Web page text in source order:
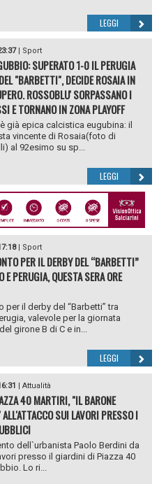
LEGGI
| Sport
SUPERATO 1-0 IL PERUGIA
"BARBETTI", DECIDE ROSAIA IN
ROSSOBLU' SORPASSANO I
E TORNANO IN ZONA PLAYOFF
già epica calcistica eugubina: il
vincente di Rosaia(foto di
al 92esimo su sp...
LEGGI
| Sport
PER IL DERBY DEL “BARBETTI”
E PERUGIA, QUESTA SERA ORE
per il derby del “Barbetti” tra
valevole per la giornata
girone B di C e in...
LEGGI
| Attualità
40 MARTIRI, "IL BARONE
SUI LAVORI PRESSO I
dell`urbanista Paolo Berdini da
presso il giardini di Piazza 40
Lo ri...